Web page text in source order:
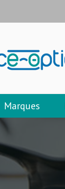
Marques